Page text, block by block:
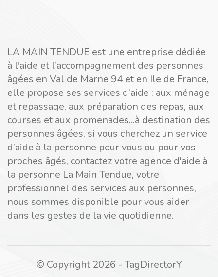
LA MAIN TENDUE est une entreprise dédiée
à l'aide et l’accompagnement des personnes
âgées en Val de Marne 94 et en Ile de France,
elle propose ses services d’aide : aux ménage
et repassage, aux préparation des repas, aux
courses et aux promenades...à destination des
personnes âgées, si vous cherchez un service
d’aide à la personne pour vous ou pour vos
proches âgés, contactez votre agence d'aide à
la personne La Main Tendue, votre
professionnel des services aux personnes,
nous sommes disponible pour vous aider
dans les gestes de la vie quotidienne.
© Copyright 2026 - TagDirectorY